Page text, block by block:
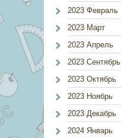
2023 Февраль
2023 Март
2023 Апрель
2023 Сентябрь
2023 Октябрь
2023 Ноябрь
2023 Декабрь
2024 Январь